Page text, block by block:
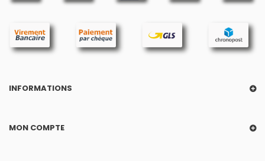
INFORMATIONS
MON COMPTE